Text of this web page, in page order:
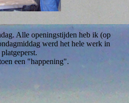
Alle openingstijden heb ik (op
werd het hele werk in
een "happening".